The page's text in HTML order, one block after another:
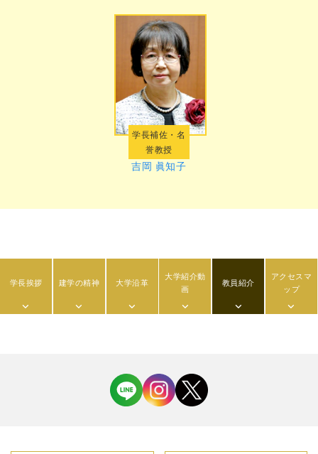
学長補佐・名
誉教授
吉岡 眞知子
学長挨拶 建学の精神 大学沿革
大学紹介動
画
教員紹介
アクセスマ
ップ